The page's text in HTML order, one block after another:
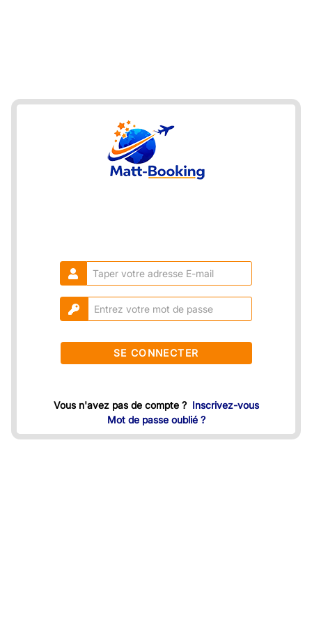
SE CONNECTER
Vous n'avez pas de compte ? Inscrivez-vous
Mot de passe oublié ?